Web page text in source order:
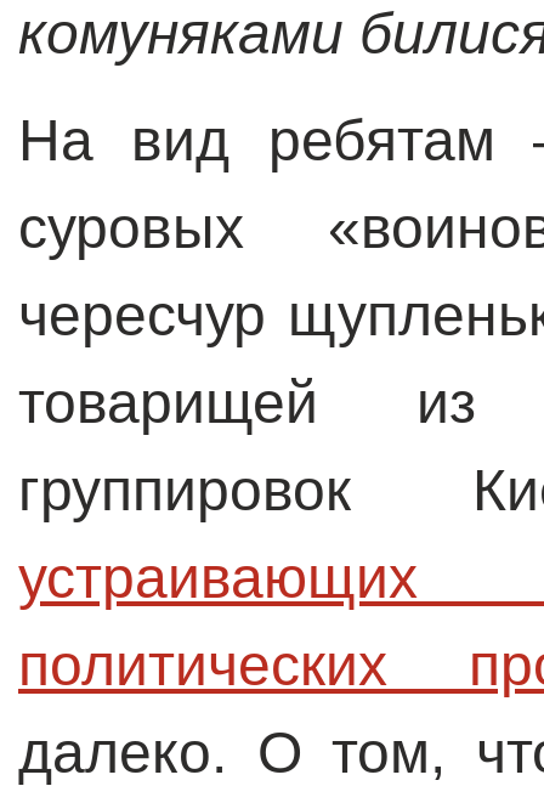
комуняками
На вид
суровых
чересчур
товарищей из
группировок
политических
далеко. О том,